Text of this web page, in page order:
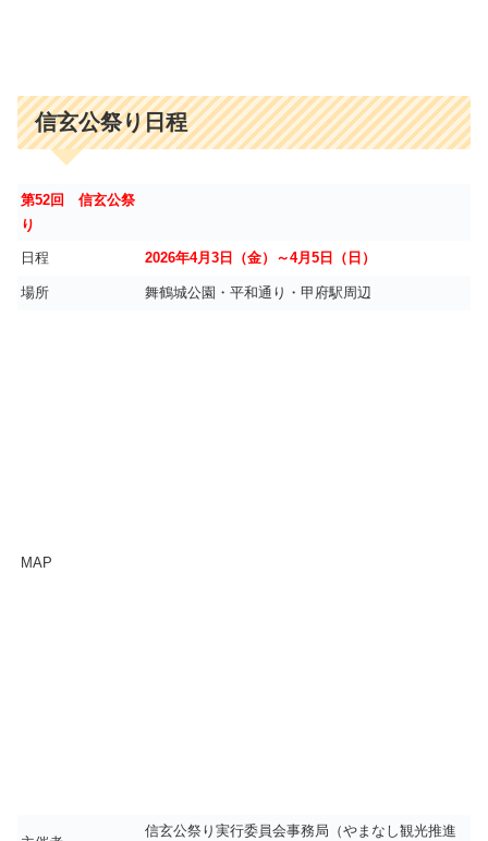
信玄公祭り日程
第52回 信玄公祭
り
日程
2026年4月3日（金）～4月5日（日）
場所 舞鶴城公園・平和通り・甲府駅周辺
MAP
信玄公祭り実行委員会事務局（やまなし観光推進